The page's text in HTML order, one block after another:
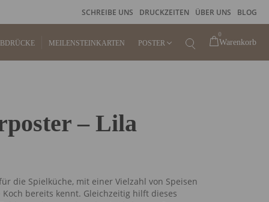
SCHREIBE UNS DRUCKZEITEN ÜBER UNS BLOG
MEILENSTEINKARTEN POSTER
STEMPELKISSEN FÜR
FINGERABDRUCK
Warenkorb
– Lila
die Spielküche, mit einer Vielzahl von Speisen
bereits kennt. Gleichzeitig hilft dieses